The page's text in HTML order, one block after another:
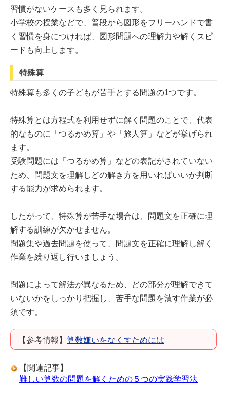
習慣がないケースも多く見られます。
小学校の授業などで、普段から図形をフリーハンドで書
く習慣を身につければ、図形問題への理解力や解くスピ
ードも向上します。
特殊算
特殊算も多くの子どもが苦手とする問題の1つです。
特殊算とは方程式を利用せずに解く問題のことで、代表
的なものに「つるかめ算」や「旅人算」などが挙げられ
ます。
受験問題には「つるかめ算」などの表記がされていない
ため、問題文を理解しどの解き方を用いればいいか判断
する能力が求められます。
したがって、特殊算が苦手な場合は、問題文を正確に理
解する訓練が欠かせません。
問題集や過去問題を使って、問題文を正確に理解し解く
作業を繰り返し行いましょう。
問題によって解法が異なるため、どの部分が理解できて
いないかをしっかり把握し、苦手な問題を潰す作業が必
須です。
【参考情報】 算数嫌いをなくすためには
【関連記事】
難しい算数の問題を解くための５つの実践学習法